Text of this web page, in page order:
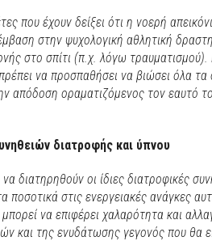
που έχουν δείξει ότι η νοερή
στην ψυχολογική αθλητική
στο σπίτι (π.χ. λόγω τραυματισμού).
να προσπαθήσει να βιώσει όλα τα
απόδοση οραματιζόμενος τον εαυτό
διατροφής και ύπνου
διατηρηθούν οι ίδιες διατροφικές
ποσοτικά στις ενεργειακές ανάγκες
να επιφέρει χαλαρότητα και
και της ενυδάτωσης γεγονός που θα